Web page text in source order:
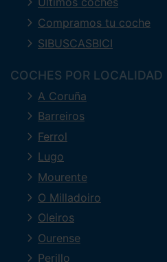
Compramos tu coche
SIBUSCASBICI
COCHES POR LOCALIDAD
A Coruña
Barreiros
Ferrol
Lugo
Mourente
O Milladoiro
Oleiros
Ourense
Perillo